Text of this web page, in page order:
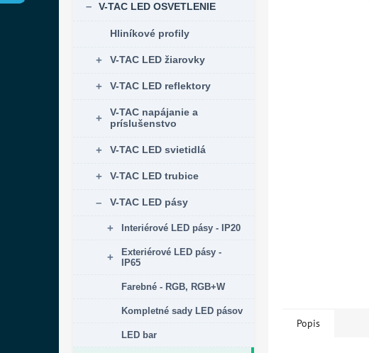
V-TAC LED OSVETLENIE
Hliníkové profily
V-TAC LED žiarovky
V-TAC LED reflektory
V-TAC napájanie a
príslušenstvo
V-TAC LED svietidlá
V-TAC LED trubice
V-TAC LED pásy
Interiérové LED pásy - IP20
Exteriérové LED pásy -
IP65
Farebné - RGB, RGB+W
Kompletné sady LED pásov
LED bar
Popis